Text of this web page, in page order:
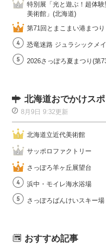
特別展「光と遊ぶ！超体
美術館」(北海道)
第71回とまこまい港まつり
恐竜迷路 ジュラシックメ
2026さっぽろ夏まつり(第
北海道おでかけス
8月9日 9:32更新
北海道立近代美術館
サッポロファクトリー
さっぽろ羊ヶ丘展望台
浜中・モイレ海水浴場
さっぽろばんけいスキー場
おすすめ記事